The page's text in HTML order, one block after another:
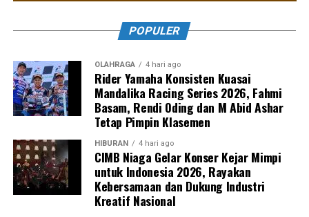
POPULER
OLAHRAGA 4 hari ago
Rider Yamaha Konsisten Kuasai
Mandalika Racing Series 2026, Fahmi
Basam, Rendi Oding dan M Abid Ashar
Tetap Pimpin Klasemen
HIBURAN 4 hari ago
CIMB Niaga Gelar Konser Kejar Mimpi
untuk Indonesia 2026, Rayakan
Kebersamaan dan Dukung Industri
Kreatif Nasional